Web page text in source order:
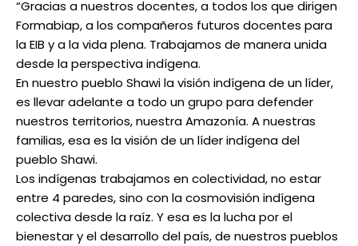
“Gracias a nuestros docentes, a todos los que dirigen
Formabiap, a los compañeros futuros docentes para
la EIB y a la vida plena. Trabajamos de manera unida
desde la perspectiva indígena.
En nuestro pueblo Shawi la visión indígena de un líder,
es llevar adelante a todo un grupo para defender
nuestros territorios, nuestra Amazonía. A nuestras
familias, esa es la visión de un líder indígena del
pueblo Shawi.
Los indígenas trabajamos en colectividad, no estar
entre 4 paredes, sino con la cosmovisión indígena
colectiva desde la raíz. Y esa es la lucha por el
bienestar y el desarrollo del país, de nuestros pueblos